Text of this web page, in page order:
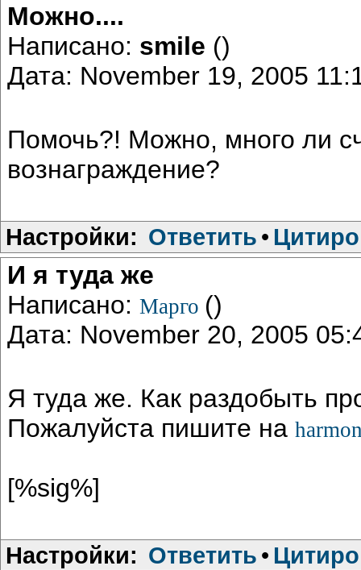
Можно....
Написано: smile ()
Дата: November 19, 2005
Помочь?! Можно, много ли
вознаграждение?
Настройки: Ответить •
И я туда же
Написано: Марго ()
Дата: November 20, 2005
Я туда же. Как раздобыть
Пожалуйста пишите на
[%sig%]
Настройки: Ответить •